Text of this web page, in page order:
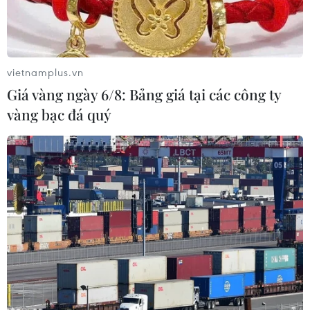
thành phố Hà Nội cho biết đã khởi tố bị can,
thực hiện lệnh bắt tạm giam đối với Nguyễn
Văn Phúc, sinh năm 1969, trú tại xã Tiên Dược,
huyện Sóc Sơn, Hà Nội và Nguyễn Văn Ngợi
sinh năm 1967, trú tại xã Đông Xuân, huyện Sóc
Sơn, Hà Nội về hành vi "Vi phạm các quy định
về khai thác tài nguyên (đất)" theo Điều 172 Bộ
luật Hình sự.
Trước đó như TTXVN đã đưa tin, ngày 5/12, các
lực lượng Công an Hà Nội bất ngờ kiểm tra khu
đất tại cánh đồng nằm giữa sân bay Nội Bài và
khu công nghiệp Nội Bài, trên địa bàn huyện
Sóc Sơn, do Phúc và Ngợi là chủ đất.
Lực lượng chức năng phát hiện có 3 máy xúc
đang xúc đất sét đưa lên thùng của 3 xe ôtô có
vietnamplus.vn
Giá vàng ngày 6/8: Bảng giá tại các công ty
vàng bạc đá quý